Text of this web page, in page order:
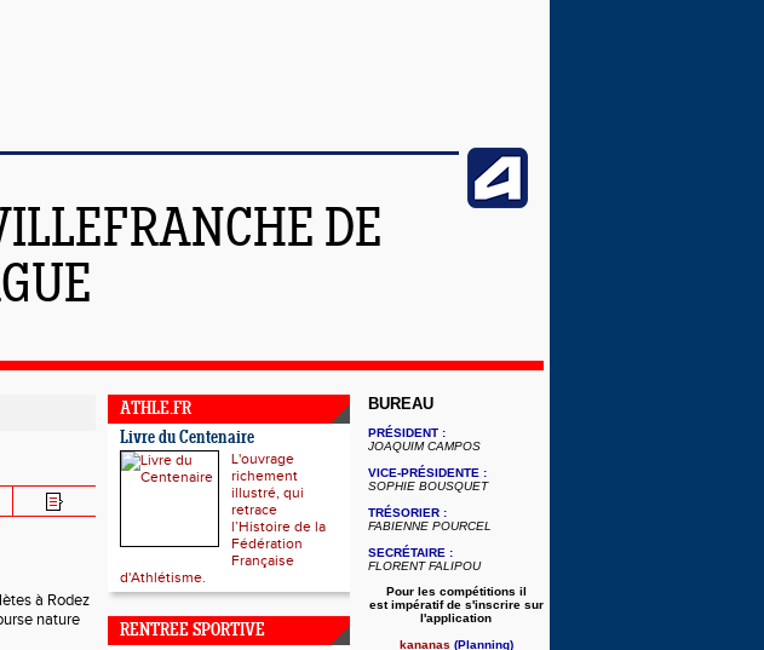
DE
à Rodez
nature
ATHLE.FR
Livre du Centenaire
L'ouvrage
richement
illustré, qui
retrace
l’Histoire de la
Fédération
Française
d'Athlétisme.
RENTREE SPORTIVE
BUREAU
PRÉSIDENT :
JOAQUIM CAMPOS
VICE-PRÉSIDENTE :
SOPHIE BOUSQUET
TRÉSORIER :
FABIENNE POURCEL
SECRÉTAIRE :
FLORENT FALIPOU
Pour les compétitions il
estimpératif de s'inscrire sur
l'application
kananas (Planning)